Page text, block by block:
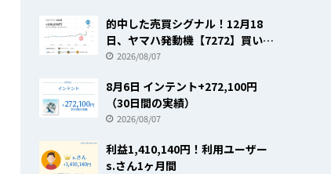
的中した売買シグナル！12月18
日、ヤマハ発動機【7272】買いの
売買シグナルで+23.8％
2026/08/07
8月6日 インテント+272,100円
（30日間の実績）
2026/08/07
利益1,410,140円！利用ユーザー
s.さん1ヶ月間